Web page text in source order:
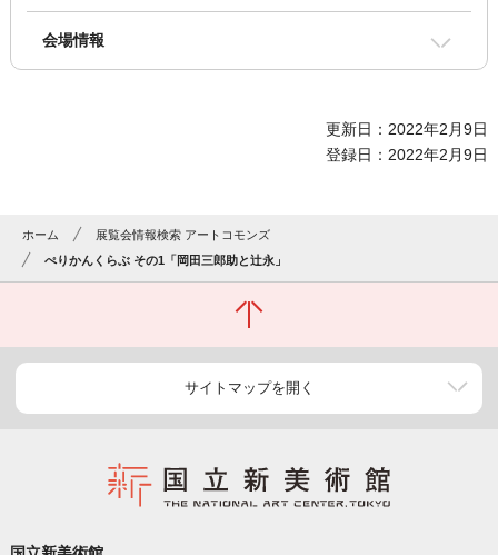
会場情報
更新日：2022年2月9日
登録日：2022年2月9日
ホーム
展覧会情報検索 アートコモンズ
ぺりかんくらぶ その1「岡田三郎助と辻永」
サイトマップを開く